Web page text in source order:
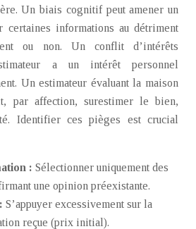
Un biais cognitif peut amener un
certaines informations au détriment
ou non. Un conflit d’intérêts
a un intérêt personnel
Un estimateur évaluant la maison
par affection, surestimer le bien,
Identifier ces pièges est crucial
: Sélectionner uniquement des
une opinion préexistante.
S’appuyer excessivement sur la
reçue (prix initial).